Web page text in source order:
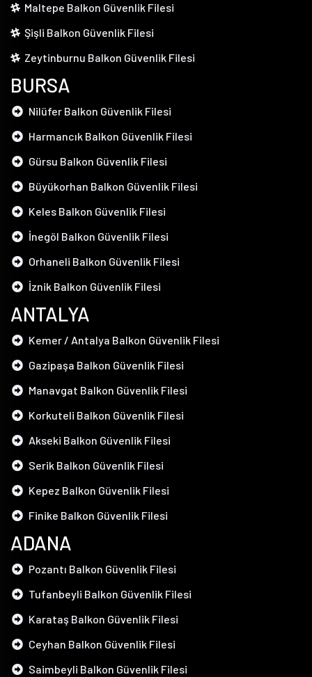
Maltepe Balkon Güvenlik Filesi
Şişli Balkon Güvenlik Filesi
Zeytinburnu Balkon Güvenlik Filesi
BURSA
Nilüfer Balkon Güvenlik Filesi
Harmancık Balkon Güvenlik Filesi
Gürsu Balkon Güvenlik Filesi
Büyükorhan Balkon Güvenlik Filesi
Keles Balkon Güvenlik Filesi
İnegöl Balkon Güvenlik Filesi
Orhaneli Balkon Güvenlik Filesi
İznik Balkon Güvenlik Filesi
ANTALYA
Kemer / Antalya Balkon Güvenlik Filesi
Gazipaşa Balkon Güvenlik Filesi
Manavgat Balkon Güvenlik Filesi
Korkuteli Balkon Güvenlik Filesi
Akseki Balkon Güvenlik Filesi
Serik Balkon Güvenlik Filesi
Kepez Balkon Güvenlik Filesi
Finike Balkon Güvenlik Filesi
ADANA
Pozantı Balkon Güvenlik Filesi
Tufanbeyli Balkon Güvenlik Filesi
Karataş Balkon Güvenlik Filesi
Ceyhan Balkon Güvenlik Filesi
Saimbeyli Balkon Güvenlik Filesi